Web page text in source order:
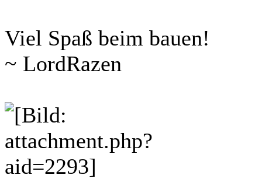
Viel Spaß beim bauen!
~ LordRazen